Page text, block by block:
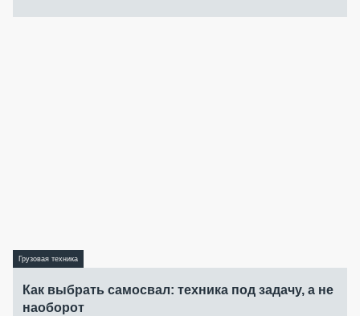
Грузовая техника
Как выбрать самосвал: техника под задачу, а не
наоборот